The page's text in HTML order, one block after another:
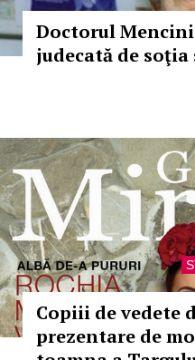
Doctorul
judecată de soţia
Copiii de vedete
prezentare de